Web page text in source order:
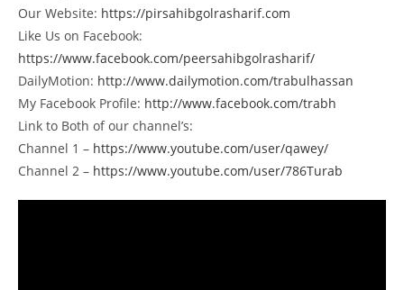
Our Website: https://pirsahibgolrasharif.com
Like Us on Facebook:
https://www.facebook.com/peersahibgolrasharif/
DailyMotion: http://www.dailymotion.com/trabulhassan
My Facebook Profile: http://www.facebook.com/trabh
Link to Both of our channel’s:
Channel 1 – https://www.youtube.com/user/qawey/
Channel 2 – https://www.youtube.com/user/786Turab